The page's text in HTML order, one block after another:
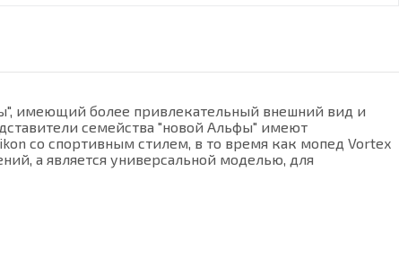
имеющий более привлекательный внешний вид и
семейства "новой Альфы" имеют
со спортивным стилем, в то время как мопед Vortex
а является универсальной моделью, для